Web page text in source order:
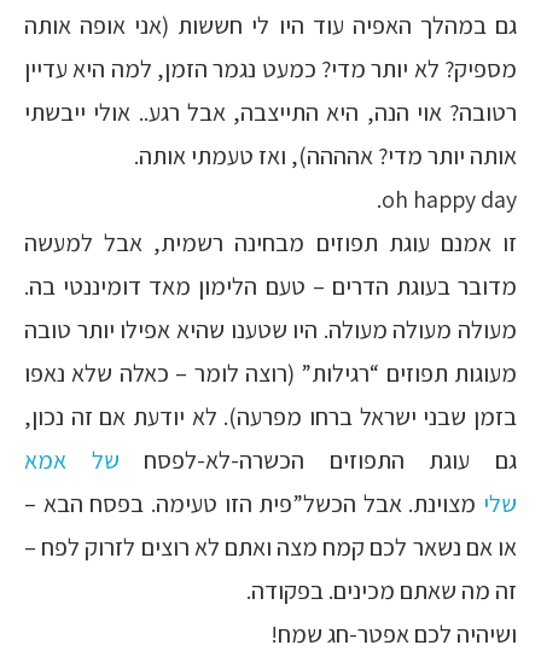
גם במהלך האפיה עוד היו לי חששות (אני אופה אותה
מספיק? לא יותר מדי? כמעט נגמר הזמן, למה היא עדיין
רטובה? אוי הנה, היא התייצבה, אבל רגע.. אולי ייבשתי
אותה יותר מדי? אהההה), ואז טעמתי אותה.
oh happy day.
זו אמנם עוגת תפוזים מבחינה רשמית, אבל למעשה
מדובר בעוגת הדרים – טעם הלימון מאד דומיננטי בה.
מעולה מעולה מעולה. היו שטענו שהיא אפילו יותר טובה
מעוגות תפוזים “רגילות” (רוצה לומר – כאלה שלא נאפו
בזמן שבני ישראל ברחו מפרעה). לא יודעת אם זה נכון,
גם עוגת התפוזים הכשרה-לא-לפסח של אמא
שלי מצוינת. אבל הכשל”פית הזו טעימה. בפסח הבא –
או אם נשאר לכם קמח מצה ואתם לא רוצים לזרוק לפח –
זה מה שאתם מכינים. בפקודה.
ושיהיה לכם אפטר-חג שמח!